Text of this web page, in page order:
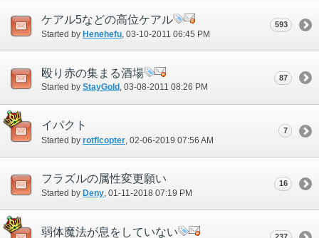
ケアル5などの高位ケアル
Started by Henehefu‎, 03-10-2011 06:45 PM
593
殴り赤の集まる酒場
Started by StayGold ‎, 03-08-2011 08:26 PM
87
イパクト
Started by rotflcopter ‎, 02-06-2019 07:56 AM
7
フラズルの属性変更願い
Started by Deny‎, 01-11-2018 07:19 PM
16
弱体魔法が息をしていない